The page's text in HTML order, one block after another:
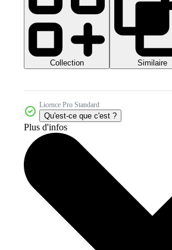
Collection Similaire
Licence Pro Standard
Qu'est-ce que c'est ?
Plus d'infos